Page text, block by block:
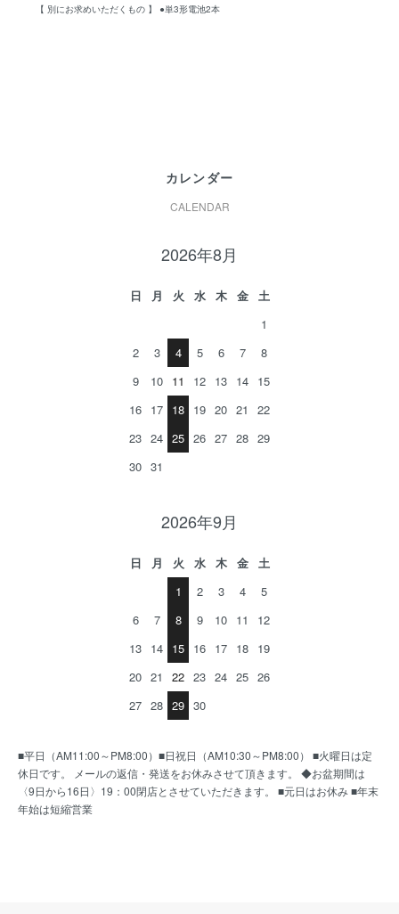
【 別にお求めいただくもの 】 ●単3形電池2本
カレンダー
CALENDAR
2026年8月
日 月 火 水 木 金
土
1
2
3 4 5 6 7
8
9
10 11 12 13 14 15
16 17 18 19 20 21
22
23 24 25 26 27 28 29
30 31
2026年9月
日 月 火 水 木 金
土
1
2 3 4
5
6
7 8 9 10 11
12
13 14 15 16 17 18 19
20 21 22 23 24 25 26
27 28 29 30
■平日（AM11:00～PM8:00）■日祝日（AM10:30～PM8:00） ■火曜日は定
休日です。 メールの返信・発送をお休みさせて頂きます。 ◆お盆期間は
〈9日から16日〉19：00閉店とさせていただきます。 ■元日はお休み ■年末
年始は短縮営業